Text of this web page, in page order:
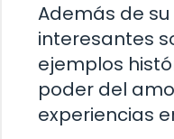
Además de
interesantes
ejemplos
poder del
experiencias